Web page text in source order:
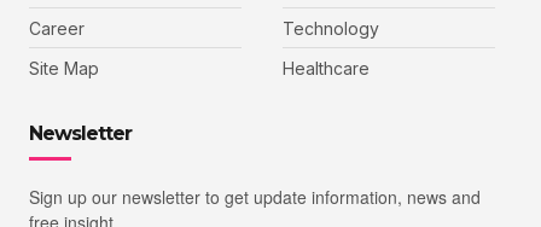
Career
Site Map
Technology
Healthcare
Newsletter
Sign up our newsletter to get update information, news and
free insight.